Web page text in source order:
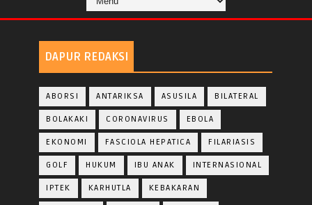
DAPUR REDAKSI
ABORSI ANTARIKSA ASUSILA BILATERAL
BOLAKAKI CORONAVIRUS EBOLA
EKONOMI FASCIOLA HEPATICA FILARIASIS
GOLF HUKUM IBU ANAK INTERNASIONAL
IPTEK KARHUTLA KEBAKARAN